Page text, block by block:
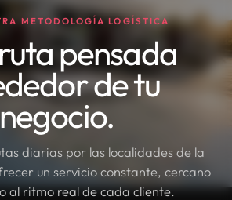
METODOLOGÍA LOGÍSTICA
pensada
de tu
negocio.
diarias por las localidades de la
un servicio constante, cercano
al ritmo real de cada cliente.